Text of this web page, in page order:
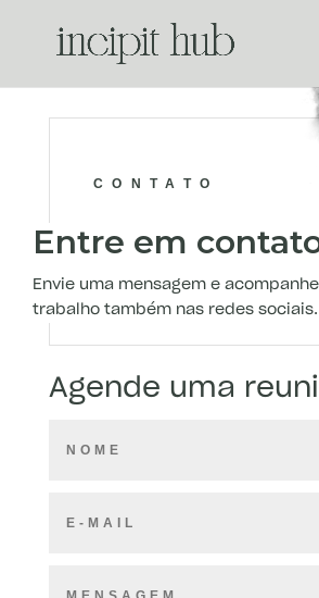
CONTATO
Entre em
Envie uma mensagem e
trabalho também nas redes sociais.
Agende uma